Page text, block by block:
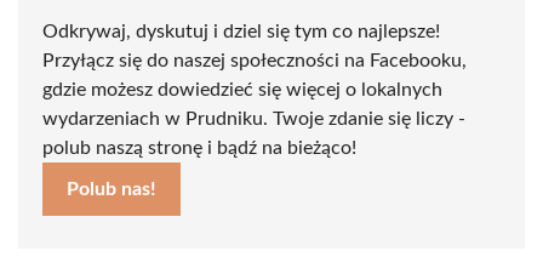
Odkrywaj, dyskutuj i dziel się tym co najlepsze!
Przyłącz się do naszej społeczności na Facebooku,
gdzie możesz dowiedzieć się więcej o lokalnych
wydarzeniach w Prudniku. Twoje zdanie się liczy -
polub naszą stronę i bądź na bieżąco!
Polub nas!